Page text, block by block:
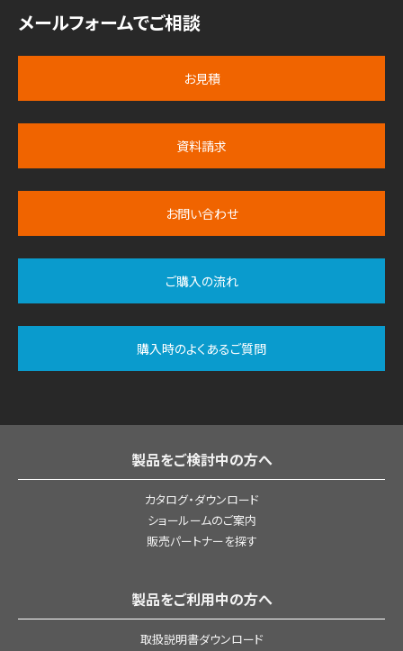
メールフォームでご相談
お見積
資料請求
お問い合わせ
ご購入の流れ
購入時のよくあるご質問
製品をご検討中の方へ
カタログ・ダウンロード
ショールームのご案内
販売パートナーを探す
製品をご利用中の方へ
取扱説明書ダウンロード